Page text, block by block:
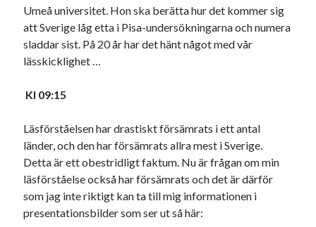
Kategorier
Kategorier
Etiketter
#blogg100
barnen basket bil
Umeå universitet. Hon ska berätta hur det kommer sig
att Sverige låg etta i Pisa-undersökningarna och numera
sladdar sist. På 20 år har det hänt något med vår
lässkicklighet …
Kl 09:15
Läsförståelsen har drastiskt försämrats i ett antal
länder, och den har försämrats allra mest i Sverige.
Detta är ett obestridligt faktum. Nu är frågan om min
läsförståelse också har försämrats och det är därför
som jag inte riktigt kan ta till mig informationen i
presentationsbilder som ser ut så här: